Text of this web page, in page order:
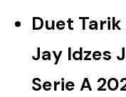
Duet
Jay Idzes
Serie A